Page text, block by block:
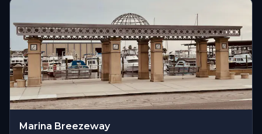
Marina Breezeway